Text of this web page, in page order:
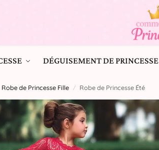
DÉGUISEMENT DE PRINCESSE
Robe de Princesse Fille / Robe de Princesse Été